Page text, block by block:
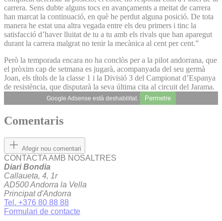
carrera. Sens dubte alguns tocs en avançaments a meitat de carrera
han marcat la continuació, en què he perdut alguna posició. De tota
manera he estat una altra vegada entre els deu primers i tinc la
satisfacció d’haver lluitat de tu a tu amb els rivals que han aparegut
durant la carrera malgrat no tenir la mecànica al cent per cent.”
Però la temporada encara no ha conclòs per a la pilot andorrana, que
el pròxim cap de setmana es jugarà, acompanyada del seu germà
Joan, els títols de la classe 1 i la Divisió 3 del Campionat d’Espanya
de resistència, que disputarà la seva última cita al circuit del Jarama.
Google Adsense està deshabilitat. Permetre
Comentaris
Afegir nou comentari
CONTACTA AMB NOSALTRES
Diari Bondia
Callaueta, 4, 1r
AD500 Andorra la Vella
Principat d'Andorra
Tel. +376 80 88 88
Formulari de contacte